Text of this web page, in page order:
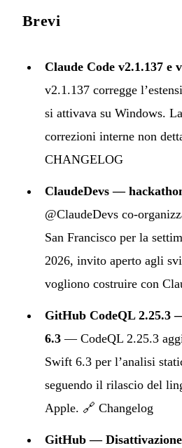
Brevi
Claude Code v2.1.137 e
v2.1.137 corregge
si attivava su Windows.
correzioni interne non
CHANGELOG
ClaudeDevs —
@ClaudeDevs co-
San Francisco per la
2026, invito aperto agli
vogliono costruire con
GitHub CodeQL 2.25.3
6.3 — CodeQL 2.25.3
Swift 6.3 per l’analisi
seguendo il rilascio del
Apple. 🔗 Changelog
GitHub —